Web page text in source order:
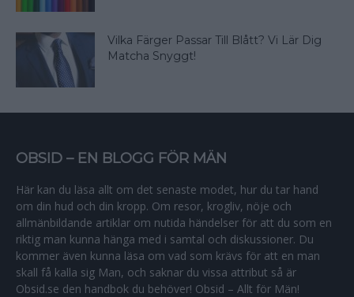
Vilka Färger Passar Till Blått? Vi Lär Dig
Matcha Snyggt!
OBSID – EN BLOGG FÖR MÄN
Här kan du läsa allt om det senaste modet, hur du tar hand
om din hud och din kropp. Om resor, krogliv, nöje och
allmänbildande artiklar om nutida händelser för att du som en
riktig man kunna hänga med i samtal och diskussioner. Du
kommer även kunna läsa om vad som krävs för att en man
skall få kalla sig Man, och saknar du vissa attribut så är
Obsid.se den handbok du behöver! Obsid – Allt för Män!